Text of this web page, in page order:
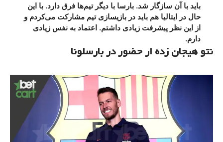
باید با آن سازگار شد. بارسا با دیگر تیم‌ها فرق دارد. با این
حال در ایتالیا هم باید در بازیسازی تیم مشارکت می‌کردم و
از این نظر پیشرفت زیادی داشتم. اعتماد به نفس زیادی
دارم.
نتو هیجان زده ار حضور در بارسلونا